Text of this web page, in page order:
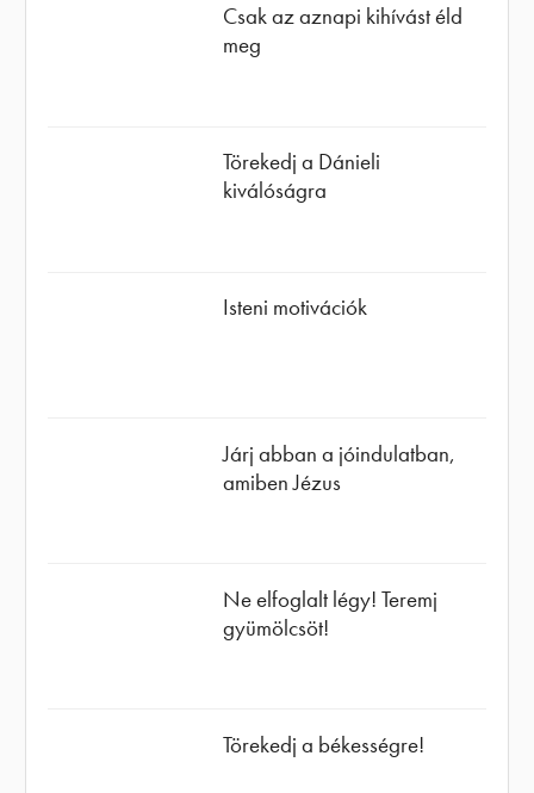
Csak az aznapi kihívást éld
meg
Törekedj a Dánieli
kiválóságra
Isteni motivációk
Járj abban a jóindulatban,
amiben Jézus
Ne elfoglalt légy! Teremj
gyümölcsöt!
Törekedj a békességre!